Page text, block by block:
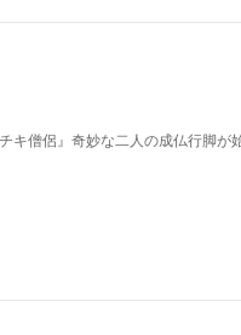
キ僧侶』奇妙な二人の成仏行脚が